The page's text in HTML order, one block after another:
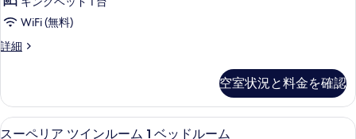
表
示
す
の
す
の
写
ル
ー
の
ル
ー
ム
ベ
ッ
ド
WiFi (無料)
詳細
プ
ル
ー
ム
空室状況と料金を確認
ス
セーフティボックス (室内)、デスク
4
スーペリア ツインルーム 1 ベッドルーム